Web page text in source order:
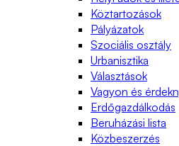
Köztartozások
Pályázatok
Szociális osztály
Urbanisztika
Választások
Vagyon és
Erdőgazdálkodás
Beruházási lista
Közbeszerzés